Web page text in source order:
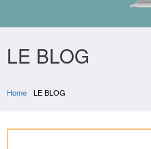
LE BLOG
Home LE BLOG